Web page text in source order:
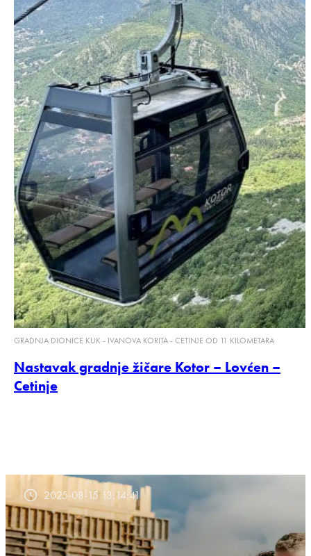
GRADNJA DIONICE KUK - IVANOVA KORITA - CETINJE OD 11 KILOMETARA
Nastavak gradnje žičare Kotor – Lovćen –
Cetinje
2025-08-15 13:14:41